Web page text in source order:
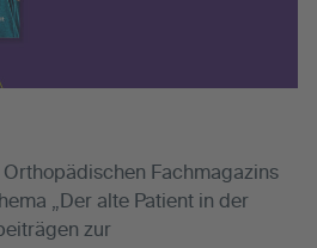
Fachmagazins
„Der alte Patient in der
zur